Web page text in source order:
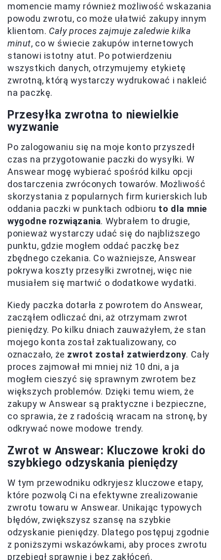
momencie mamy również możliwość wskazania
powodu zwrotu, co może ułatwić zakupy innym
klientom. Cały proces zajmuje zaledwie kilka
minut, co w świecie zakupów internetowych
stanowi istotny atut. Po potwierdzeniu
wszystkich danych, otrzymujemy etykietę
zwrotną, którą wystarczy wydrukować i nakleić
na paczkę.
Przesyłka zwrotna to niewielkie
wyzwanie
Po zalogowaniu się na moje konto przyszedł
czas na przygotowanie paczki do wysyłki. W
Answear mogę wybierać spośród kilku opcji
dostarczenia zwróconych towarów. Możliwość
skorzystania z popularnych firm kurierskich lub
oddania paczki w punktach odbioru to dla mnie
wygodne rozwiązania. Wybrałem to drugie,
ponieważ wystarczy udać się do najbliższego
punktu, gdzie mogłem oddać paczkę bez
zbędnego czekania. Co ważniejsze, Answear
pokrywa koszty przesyłki zwrotnej, więc nie
musiałem się martwić o dodatkowe wydatki.
Kiedy paczka dotarła z powrotem do Answear,
zacząłem odliczać dni, aż otrzymam zwrot
pieniędzy. Po kilku dniach zauważyłem, że stan
mojego konta został zaktualizowany, co
oznaczało, że zwrot został zatwierdzony. Cały
proces zajmował mi mniej niż 10 dni, a ja
mogłem cieszyć się sprawnym zwrotem bez
większych problemów. Dzięki temu wiem, że
zakupy w Answear są praktyczne i bezpieczne,
co sprawia, że z radością wracam na stronę, by
odkrywać nowe modowe trendy.
Zwrot w Answear: Kluczowe kroki do
szybkiego odzyskania pieniędzy
W tym przewodniku odkryjesz kluczowe etapy,
które pozwolą Ci na efektywne zrealizowanie
zwrotu towaru w Answear. Unikając typowych
błędów, zwiększysz szansę na szybkie
odzyskanie pieniędzy. Dlatego postępuj zgodnie
z poniższymi wskazówkami, aby proces zwrotu
przebiegł sprawnie i bez zakłóceń.